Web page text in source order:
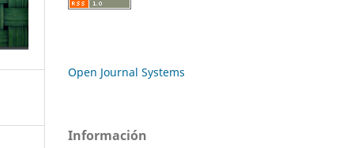
Open Journal Systems
Información